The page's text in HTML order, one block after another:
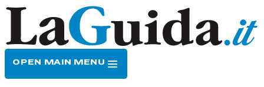
OPEN MAIN MENU